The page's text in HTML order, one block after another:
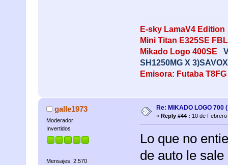
E-sky LamaV4
Mini Titan E325SE FBL
Mikado Logo 400SE
SH1250MG X
Emisora: Futaba T8FG
galle1973
Moderador
Invertidos
Mensajes: 2.570
Re: MIKADO LOGO 700
« Reply #44 : 10 de
Lo que no
de auto le